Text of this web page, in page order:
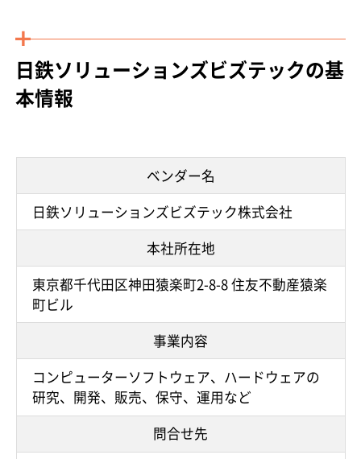
日鉄ソリューションズビズテックの基
本情報
ベンダー名
日鉄ソリューションズビズテック株式会社
本社所在地
東京都千代田区神田猿楽町2-8-8 住友不動産猿楽
町ビル
事業内容
コンピューターソフトウェア、ハードウェアの
研究、開発、販売、保守、運用など
問合せ先